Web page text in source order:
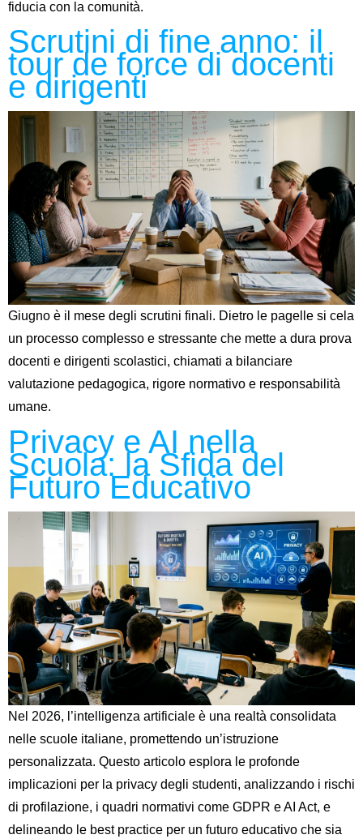
fiducia con la comunità.
Scrutini di fine anno: il
tour de force di docenti
e dirigenti
Giugno è il mese degli scrutini finali. Dietro le pagelle si cela
un processo complesso e stressante che mette a dura prova
docenti e dirigenti scolastici, chiamati a bilanciare
valutazione pedagogica, rigore normativo e responsabilità
umane.
Privacy e AI nella
Scuola: la Sfida del
Futuro Educativo
Nel 2026, l’intelligenza artificiale è una realtà consolidata
nelle scuole italiane, promettendo un’istruzione
personalizzata. Questo articolo esplora le profonde
implicazioni per la privacy degli studenti, analizzando i rischi
di profilazione, i quadri normativi come GDPR e AI Act, e
delineando le best practice per un futuro educativo che sia